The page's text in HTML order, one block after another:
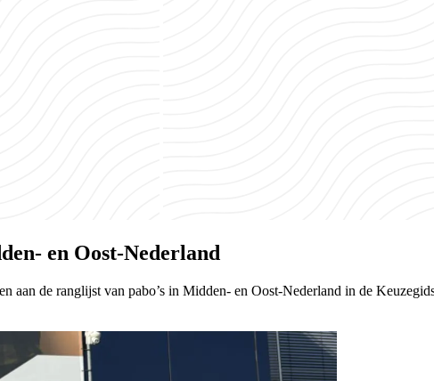
en Oost-Nederland
aan de ranglijst van pabo’s in Midden- en Oost-Nederland in de